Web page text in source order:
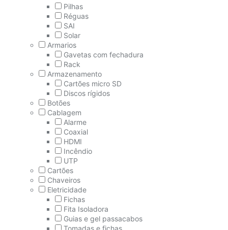
Pilhas
Réguas
SAI
Solar
Armarios
Gavetas com fechadura
Rack
Armazenamento
Cartões micro SD
Discos rígidos
Botões
Cablagem
Alarme
Coaxial
HDMI
Incêndio
UTP
Cartões
Chaveiros
Eletricidade
Fichas
Fita Isoladora
Guias e gel passacabos